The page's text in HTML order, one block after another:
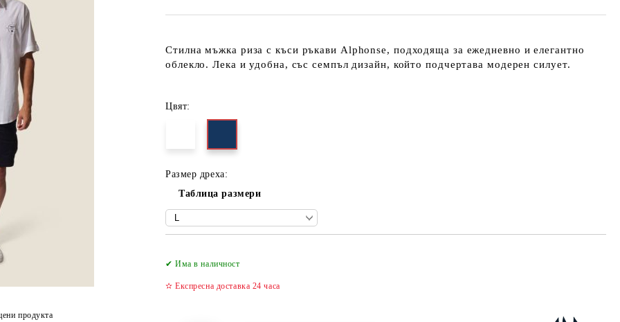
Стилнамъжка риза с къси ръкави Alphonse, подходяща за ежедневно и елегантно
облекло. Лека и удобна, със семпъл дизайн, който подчертава модерен силует.
Цвят:
Размер дреха:
Таблица размери
✔ Има в наличност
✫ Експресна доставка 24 часа
продукта